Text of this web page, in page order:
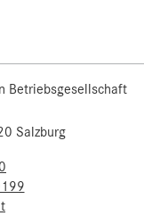
Betriebsgesellschaft
Salzburg